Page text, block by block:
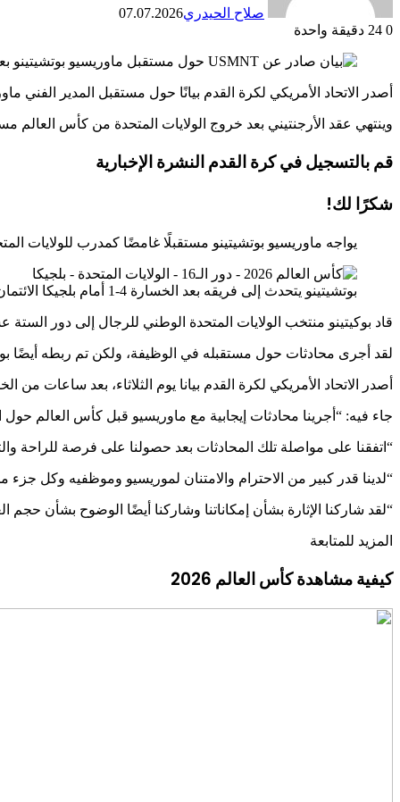
صلاح الحيدري07.07.2026
0
دقيقة واحدة
أصدر الاتحاد الأمريكي لكرة القدم بيانًا حول مستقبل المدير الفني
وينتهي عقد الأرجنتيني بعد خروج الولايات المتحدة من كأس العالم
قم بالتسجيل فيكرة القدمالنشرة الإخبارية
شكرًا لك!
يواجه ماوريسيو بوتشيتينو مستقبلًا غامضًا كمدرب للولايات
بوتشيتينو يتحدث إلى فريقه بعد الخسارة 4-1 أمام بلجيكا
قاد بوكيتينو منتخب الولايات المتحدة الوطني للرجال إلى دور
لقد أجرى محادثات حول مستقبله في الوظيفة، ولكن تم ربطه أيضًا
أصدر الاتحاد الأمريكي لكرة القدم بيانا يوم الثلاثاء، بعد ساعات من الخسارة 4-1 أمام
جاء فيه: “أجرينا محادثات إيجابية مع ماوريسيو قبل كأس العالم حول
“اتفقنا على مواصلة تلك المحادثات بعد حصولنا على فرصة للراحة
“لدينا قدر كبير من الاحترام والامتنان لموريسيو وموظفيه وكل جزء
“لقد شاركنا الإثارة بشأن إمكاناتنا وشاركنا أيضًا الوضوح بشأن
المزيد للمتابعة
كيفية مشاهدة كأس العالم 2026